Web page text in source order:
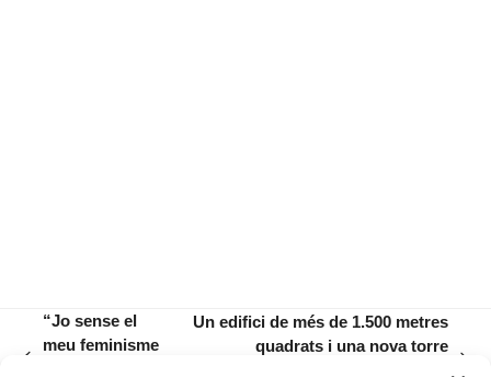
“Jo sense el
meu feminisme
Un edifici de més de 1.500 metres
quadrats i una nova torre